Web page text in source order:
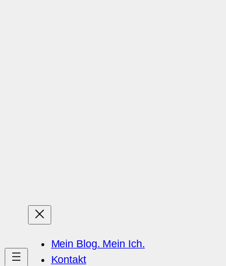
Mein Blog. Mein Ich.
Kontakt